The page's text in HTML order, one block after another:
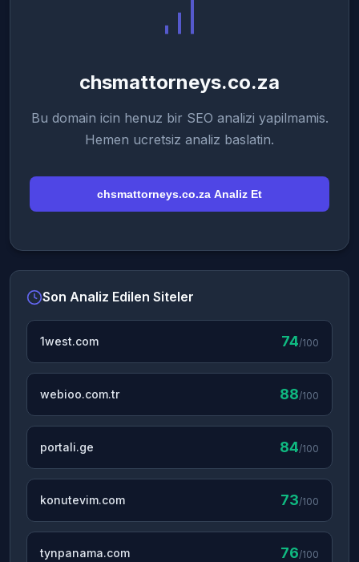
chsmattorneys.co.za
Bu domain icin henuz bir SEO analizi yapilmamis.
Hemen ucretsiz analiz baslatin.
chsmattorneys.co.za Analiz Et
Son Analiz Edilen Siteler
1west.com 74/100
webioo.com.tr 88/100
portali.ge 84/100
konutevim.com 73/100
tynpanama.com 76/100